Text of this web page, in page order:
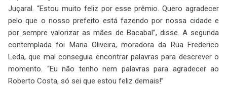
Juçaral. “Estou muito feliz por esse prêmio. Quero agradecer
pelo que o nosso prefeito está fazendo por nossa cidade e
por sempre valorizar as mães de Bacabal”, disse. A segunda
contemplada foi Maria Oliveira, moradora da Rua Frederico
Leda, que mal conseguia encontrar palavras para descrever o
momento. “Eu não tenho nem palavras para agradecer ao
Roberto Costa, só sei que estou feliz demais!”